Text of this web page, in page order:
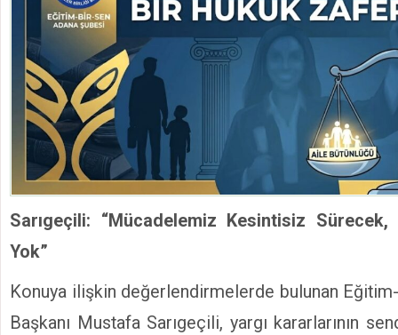
Sarıgeçili: “Mücadelemiz Kesintisiz
Yok”
Konuya ilişkin değerlendirmelerde bulunan
Başkanı Mustafa Sarıgeçili, yargı kararlarının